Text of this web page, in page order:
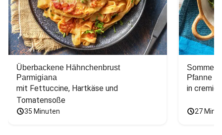
Überbackene Hähnchenbrust
Parmigiana
mit Fettuccine, Hartkäse und
Tomatensoße
35 Minuten
Pfanne
in
27